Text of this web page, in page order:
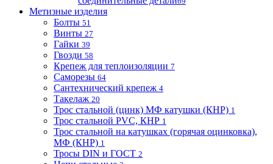
Метизные изделия
Болты 51
Винты 27
Гайки 39
Гвозди 58
Крепеж для теплоизоляции 7
Саморезы 64
Сантехнический крепеж 4
Такелаж 20
Трос стальной (цинк) МФ катушки (КНР) 1
Трос стальной PVC, КНР 1
Трос стальной на катушках (горячая оцинковка),
МФ (КНР) 1
Тросы DIN и ГОСТ 2